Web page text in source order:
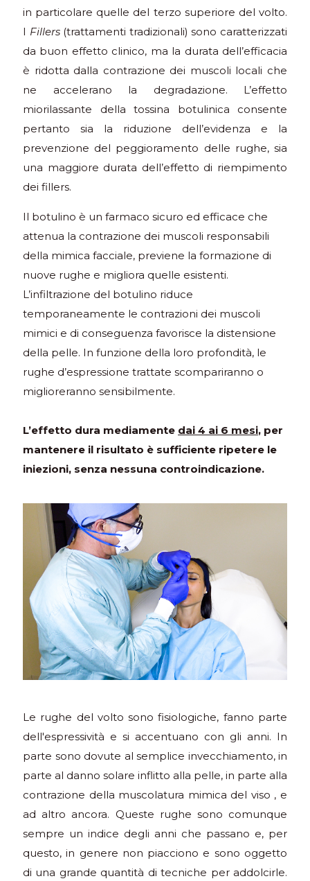
in particolare quelle del terzo superiore del volto.
I Fillers(trattamenti tradizionali) sono caratterizzati
da buon effetto clinico, ma la durata dell’efficacia
è ridotta dalla contrazione dei muscoli locali che
ne accelerano la degradazione. L’effetto
miorilassante della tossina botulinica consente
pertanto sia la riduzione dell’evidenza e la
prevenzione del peggioramento delle rughe, sia
una maggiore durata dell’effetto di riempimento
dei fillers.
Il botulino è un farmaco sicuro ed efficace che
attenua la contrazione dei muscoli responsabili
della mimica facciale, previene la formazione di
nuove rughe e migliora quelle esistenti.
L’infiltrazione del botulino riduce
temporaneamente le contrazioni dei muscoli
mimici e di conseguenza favorisce la distensione
della pelle. In funzione della loro profondità, le
rughe d’espressione trattate scompariranno o
miglioreranno sensibilmente.
L’effetto dura mediamente dai 4 ai 6 mesi, per
mantenere il risultato è sufficiente ripetere le
iniezioni, senza nessuna controindicazione.
Le rughe del volto sono fisiologiche, fanno parte
dell'espressività e si accentuano con gli anni. In
parte sono dovute al semplice invecchiamento, in
parte al danno solare inflitto alla pelle, in parte alla
contrazione della muscolatura mimica del viso , e
ad altro ancora. Queste rughe sono comunque
sempre un indice degli anni che passano e, per
questo, in genere non piacciono e sono oggetto
di una grande quantità di tecniche per addolcirle.